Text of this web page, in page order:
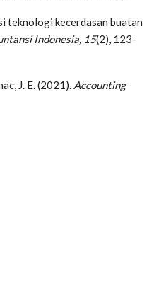
teknologi kecerdasan buatan
Indonesia, 15(2), 123-
J. E. (2021). Accounting